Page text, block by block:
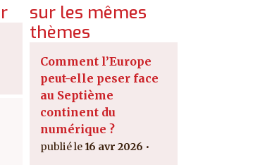
sur les mêmes
thèmes
Comment l’Europe
peut-elle peser face
au Septième
continent du
numérique ?
16 avr 2026